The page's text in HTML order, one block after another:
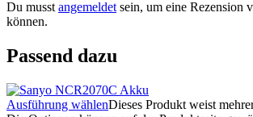
Du musst angemeldet sein, um eine Rezension
können.
Passend dazu
Ausführung wählenDieses Produkt weist